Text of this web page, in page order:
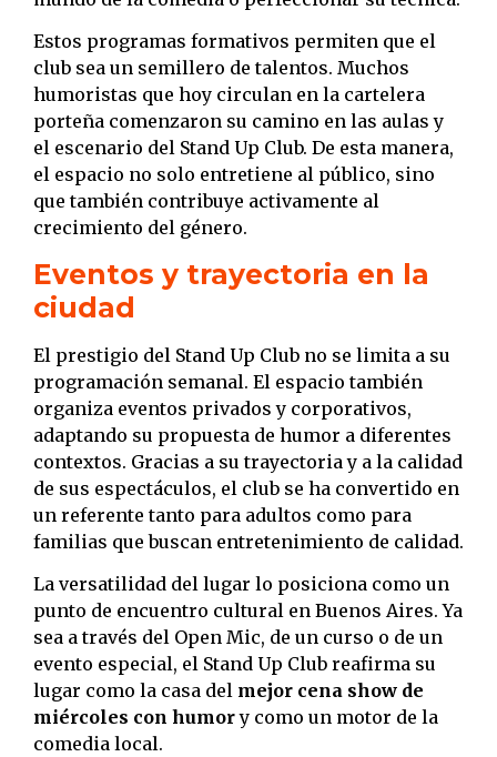
Estos programas formativos permiten que el
club sea un semillero de talentos. Muchos
humoristas que hoy circulan en la cartelera
porteña comenzaron su camino en las aulas y
el escenario del Stand Up Club. De esta manera,
el espacio no solo entretiene al público, sino
que también contribuye activamente al
crecimiento del género.
Eventos y trayectoria en la
ciudad
El prestigio del Stand Up Club no se limita a su
programación semanal. El espacio también
organiza eventos privados y corporativos,
adaptando su propuesta de humor a diferentes
contextos. Gracias a su trayectoria y a la calidad
de sus espectáculos, el club se ha convertido en
un referente tanto para adultos como para
familias que buscan entretenimiento de calidad.
La versatilidad del lugar lo posiciona como un
punto de encuentro cultural en Buenos Aires. Ya
sea a través del Open Mic, de un curso o de un
evento especial, el Stand Up Club reafirma su
lugar como la casa del mejor cena show de
miércoles con humory como un motor de la
comedia local.